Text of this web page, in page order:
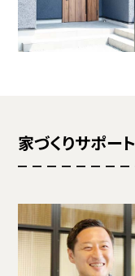
家づくりサポート